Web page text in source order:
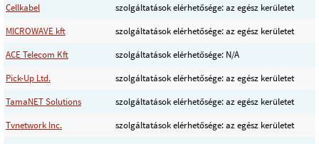
Cellkabel
szolgáltatások elérhetősége: az egész kerületet
MICROWAVE kft
szolgáltatások elérhetősége: az egész kerületet
ACE Telecom Kft
szolgáltatások elérhetősége: N/A
Pick-Up Ltd.
szolgáltatások elérhetősége: az egész kerületet
TamaNET Solutions
szolgáltatások elérhetősége: az egész kerületet
Tvnetwork Inc.
szolgáltatások elérhetősége: az egész kerületet